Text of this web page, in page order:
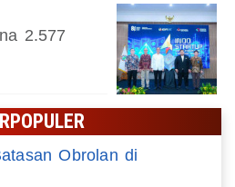
2.577
Obrolan di